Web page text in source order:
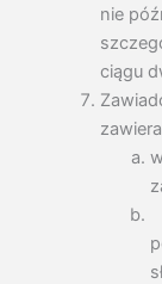
nie
ciągu